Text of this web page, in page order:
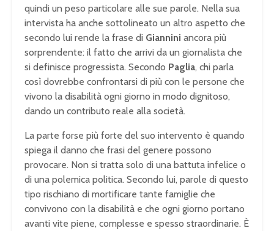
quindi un peso particolare alle sue parole. Nella sua
intervista ha anche sottolineato un altro aspetto che
secondo lui rende la frase di Giannini ancora più
sorprendente: il fatto che arrivi da un giornalista che
si definisce progressista. Secondo Paglia, chi parla
così dovrebbe confrontarsi di più con le persone che
vivono la disabilità ogni giorno in modo dignitoso,
dando un contributo reale alla società.
La parte forse più forte del suo intervento è quando
spiega il danno che frasi del genere possono
provocare. Non si tratta solo di una battuta infelice o
di una polemica politica. Secondo lui, parole di questo
tipo rischiano di mortificare tante famiglie che
convivono con la disabilità e che ogni giorno portano
avanti vite piene, complesse e spesso straordinarie. È